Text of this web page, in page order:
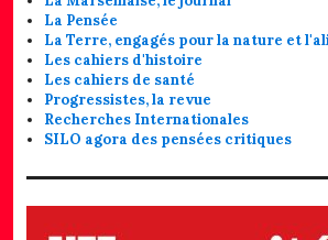
La Pensée
La Terre, engagés pour la nature et
Les cahiers d'histoire
Les cahiers de santé
Progressistes, la revue
Recherches Internationales
SILO agora des pensées critiques